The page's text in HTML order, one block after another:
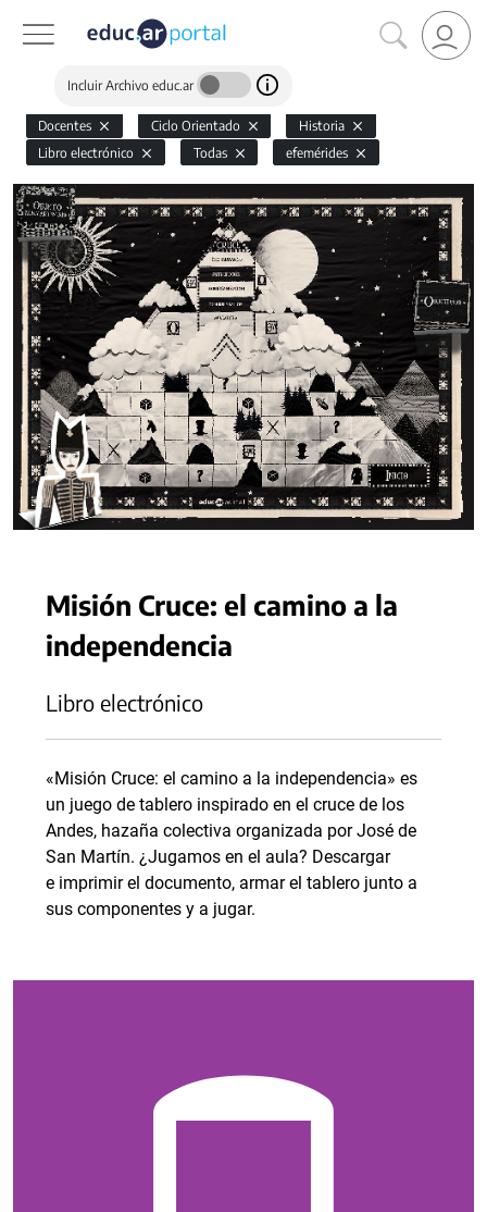
Incluir Archivo educ.ar
Docentes Ciclo Orientado
Historia
Libro electrónico
Todas efemérides
Misión Cruce: el camino a la
independencia
Libro electrónico
«Misión Cruce: el camino a la independencia» es
un juego de tablero inspirado en el cruce de los
Andes, hazaña colectiva organizada por José de
San Martín. ¿Jugamos en el aula? Descargar
e imprimir el documento, armar el tablero junto a
sus componentes y a jugar.